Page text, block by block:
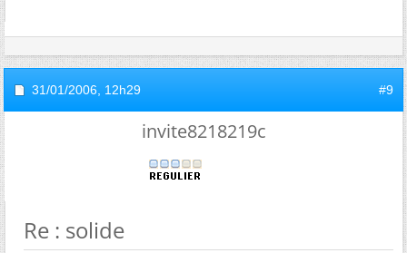
31/01/2006, 12h29 #9
invite8218219c
Re : solide